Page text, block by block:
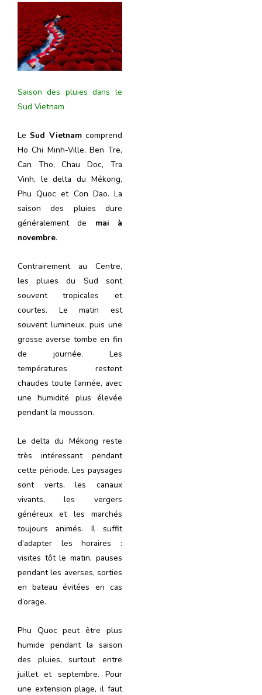
Saison des pluies dans le
Sud Vietnam
LeSud Vietnamcomprend
Ho Chi Minh-Ville, Ben Tre,
Can Tho, Chau Doc, Tra
Vinh, le delta du Mékong,
Phu Quoc et Con Dao. La
saison des pluies dure
généralement de mai à
novembre.
Contrairement au Centre,
les pluies du Sud sont
souvent tropicales et
courtes. Le matin est
souvent lumineux, puis une
grosse averse tombe en fin
de journée. Les
températures restent
chaudes toute l’année, avec
une humidité plus élevée
pendant la mousson.
Le delta du Mékong reste
très intéressant pendant
cette période. Les paysages
sont verts, les canaux
vivants, les vergers
généreux et les marchés
toujours animés. Il suffit
d’adapter les horaires :
visites tôt le matin, pauses
pendant les averses, sorties
en bateau évitées en cas
d’orage.
Phu Quoc peut être plus
humide pendant la saison
des pluies, surtout entre
juillet et septembre. Pour
une extension plage, il faut